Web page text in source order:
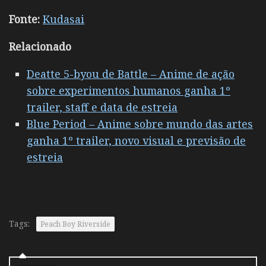
Fonte: Kudasai
Relacionado
Deatte 5-byou de Battle – Anime de ação
sobre experimentos humanos ganha 1º
trailer, staff e data de estreia
Blue Period – Anime sobre mundo das artes
ganha 1º trailer, novo visual e previsão de
estreia
Tags: Peach Boy Riverside